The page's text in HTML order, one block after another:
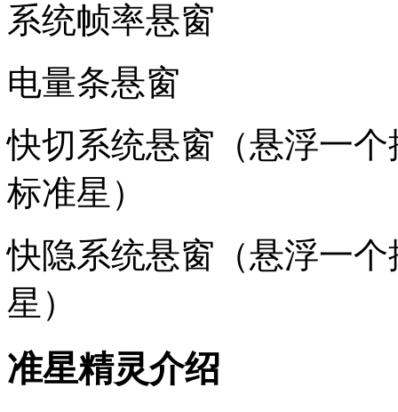
系统帧率悬窗
电量条悬窗
快切系统悬窗（悬浮一
标准星）
快隐系统悬窗（悬浮一
星）
准星精灵介绍